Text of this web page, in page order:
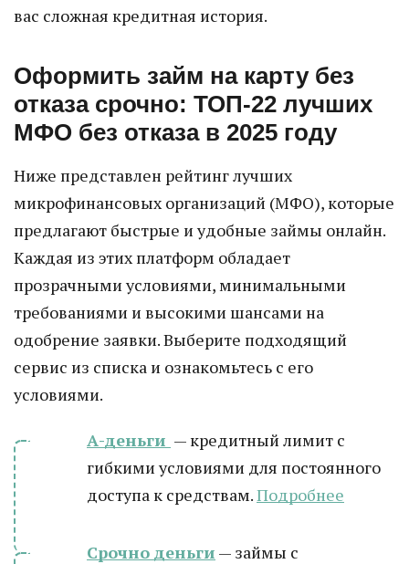
вас сложная кредитная история.
Оформить займ на карту без
отказа срочно: ТОП-22 лучших
МФО без отказа в 2025 году
Ниже представлен рейтинг лучших
микрофинансовых организаций (МФО), которые
предлагают быстрые и удобные займы онлайн.
Каждая из этих платформ обладает
прозрачными условиями, минимальными
требованиями и высокими шансами на
одобрение заявки. Выберите подходящий
сервис из списка и ознакомьтесь с его
условиями.
А-деньги — кредитный лимит с
гибкими условиями для постоянного
доступа к средствам.Подробнее
Срочно деньги — займы с